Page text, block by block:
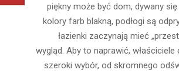
piękny może być dom, dywany się
kolory farb blakną, podłogi są
łazienki zaczynają mieć
wygląd. Aby to naprawić,
szeroki wybór, od skromnego